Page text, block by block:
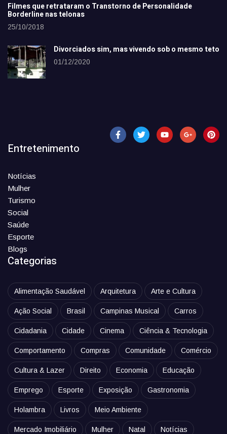
Filmes que retrataram o Transtorno de Personalidade
Borderline nas telonas
25/10/2018
Divorciados sim, mas vivendo sob o mesmo teto
01/12/2020
Entretenimento
Notícias
Mulher
Turismo
Social
Saúde
Esporte
Blogs
Categorias
Alimentação Saudável Arquitetura Arte e Cultura
Ação Social Brasil Campinas Musical Carros
Cidadania Cidade Cinema Ciência & Tecnologia
Comportamento Compras Comunidade Comércio
Cultura & Lazer Direito Economia Educação
Emprego Esporte Exposição Gastronomia
Holambra Livros Meio Ambiente
Mercado Imobiliário Mulher Natal Notícias